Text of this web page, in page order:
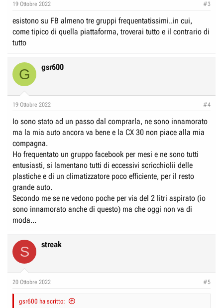
19 Ottobre 2022 #3
esistono su FB almeno tre gruppi frequentatissimi..in cui,
come tipico di quella piattaforma, troverai tutto e il contrario di
tutto
G gsr600
19 Ottobre 2022 #4
Io sono stato ad un passo dal comprarla, ne sono innamorato
ma la mia auto ancora va bene e la CX 30 non piace alla mia
compagna.
Ho frequentato un gruppo facebook per mesi e ne sono tutti
entusiasti, si lamentano tutti di eccessivi scricchiolii delle
plastiche e di un climatizzatore poco efficiente, per il resto
grande auto.
Secondo me se ne vedono poche per via del 2 litri aspirato (io
sono innamorato anche di questo) ma che oggi non va di
moda...
S streak
20 Ottobre 2022 #5
gsr600 ha scritto: